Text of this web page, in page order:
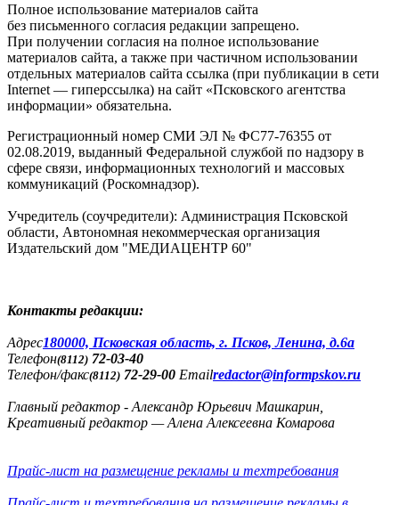
Полное использование материалов сайта
без письменного согласия редакции запрещено.
При получении согласия на полное использование
материалов сайта, а также при частичном использовании
отдельных материалов сайта ссылка (при публикации в сети
Internet — гиперссылка) на сайт «Псковского агентства
информации» обязательна.
Регистрационный номер СМИ ЭЛ № ФС77-76355 от
02.08.2019, выданный Федеральной службой по надзору в
сфере связи, информационных технологий и массовых
коммуникаций (Роскомнадзор).
Учредитель (соучредители): Администрация Псковской
области, Автономная некоммерческая организация
Издательский дом "МЕДИАЦЕНТР 60"
Контакты редакции:
Адреc180000, Псковская область, г. Псков, Ленина, д.6а
Телефон(8112) 72-03-40
Телефон/факс(8112) 72-29-00 Emailredactor@informpskov.ru
Главный редактор - Александр Юрьевич Машкарин,
Креативный редактор — Алена Алексеевна Комарова
Прайс-лист на размещение рекламы и техтребования